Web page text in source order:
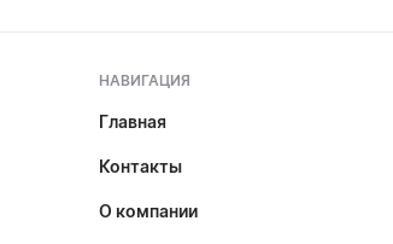
НАВИГАЦИЯ
Главная
Контакты
О компании